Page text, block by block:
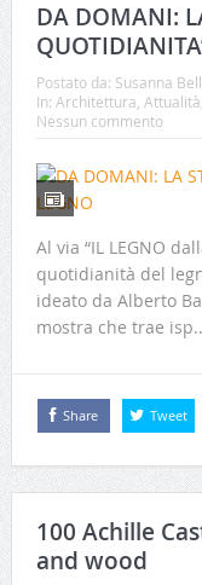
DA DOMANI:
Postato da: Susanna
In: Architettura, Attualità
Nessun commento
Al via “IL LEGNO
quotidianità del
ideato da Alberto
mostra che trae
Share Tweet
100 Achille
and wood